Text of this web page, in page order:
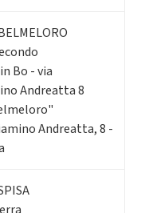
Bo - via
Andreatta 8
Andreatta, 8 -